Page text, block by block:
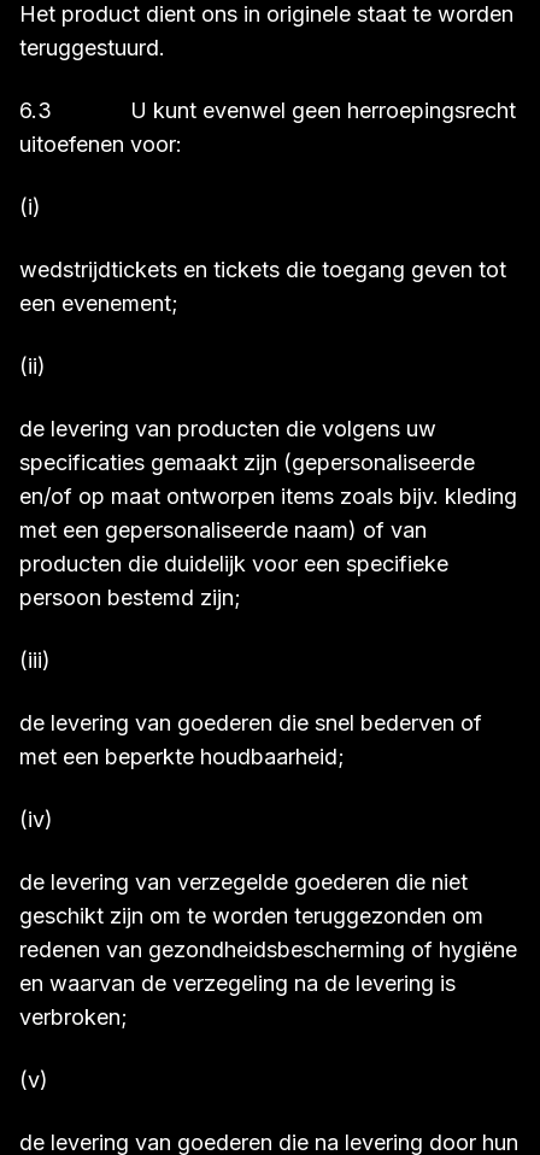
Het product dient ons in originele staat te worden
teruggestuurd.
6.3 U kunt evenwel geen herroepingsrecht
uitoefenen voor:
(i)
wedstrijdtickets en tickets die toegang geven tot
een evenement;
(ii)
de levering van producten die volgens uw
specificaties gemaakt zijn (gepersonaliseerde
en/of op maat ontworpen items zoals bijv. kleding
met een gepersonaliseerde naam) of van
producten die duidelijk voor een specifieke
persoon bestemd zijn;
(iii)
de levering van goederen die snel bederven of
met een beperkte houdbaarheid;
(iv)
de levering van verzegelde goederen die niet
geschikt zijn om te worden teruggezonden om
redenen van gezondheidsbescherming of hygiëne
en waarvan de verzegeling na de levering is
verbroken;
(v)
de levering van goederen die na levering door hun